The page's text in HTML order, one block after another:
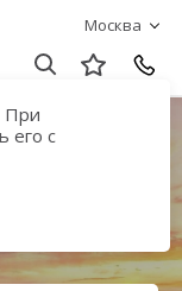
Москва
При
его с